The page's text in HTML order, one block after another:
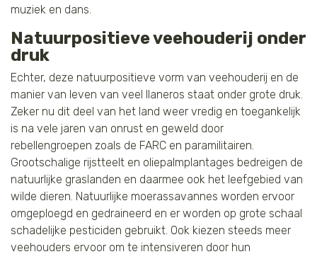
muziek en dans.
Natuurpositieve veehouderij onder
druk
Echter, deze natuurpositieve vorm van veehouderij en de
manier van leven van veel llaneros staat onder grote druk.
Zeker nu dit deel van het land weer vredig en toegankelijk
is na vele jaren van onrust en geweld door
rebellengroepen zoals de FARC en paramilitairen.
Grootschalige rijstteelt en oliepalmplantages bedreigen de
natuurlijke graslanden en daarmee ook het leefgebied van
wilde dieren. Natuurlijke moerassavannes worden ervoor
omgeploegd en gedraineerd en er worden op grote schaal
schadelijke pesticiden gebruikt. Ook kiezen steeds meer
veehouders ervoor om te intensiveren door hun